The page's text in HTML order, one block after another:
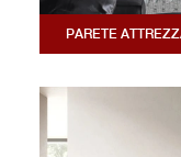
PARETE